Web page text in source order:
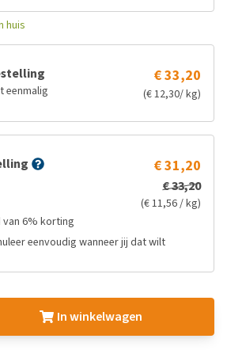
huis
eenmalig
€ 33,20
(€ 12,30/ kg)
€ 31,20
€ 33,20
(€ 11,56 / kg)
6% korting
eenvoudig wanneer jij dat wilt
In winkelwagen